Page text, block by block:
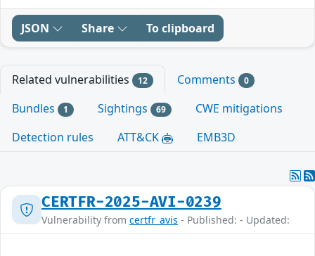
JSON Share To clipboard
Related vulnerabilities 12 Comments 0
Bundles 1 Sightings 69
CWE mitigations
Detection rules
ATT&CK EMB3D
CERTFR-2025-AVI-0239
Vulnerability from certfr_avis - Published: - Updated: